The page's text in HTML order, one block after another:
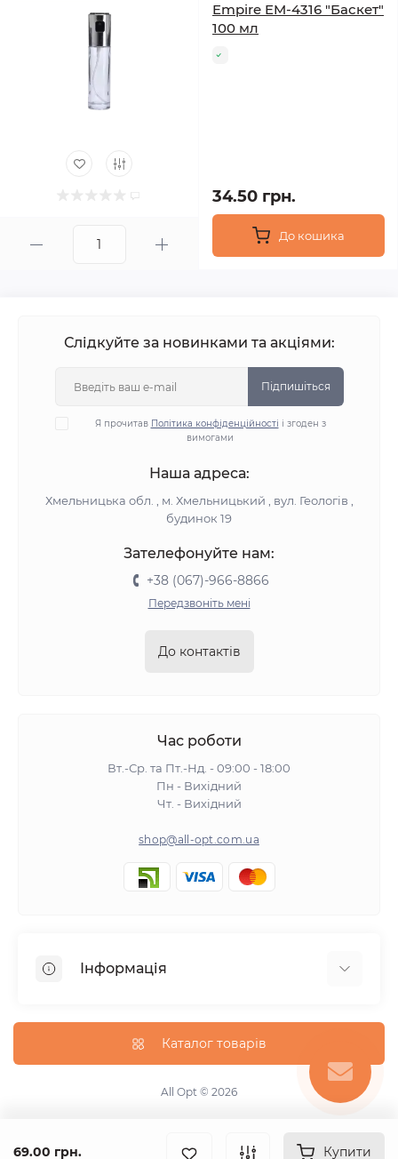
69.00 грн. Купити
Empire EM-4316 "Баскет"
100 мл
34.50 грн.
До кошика
Слідкуйте за новинками та акціями:
Підпишіться
Я прочитав Політика конфіденційності і згоден з
вимогами
Наша адреса:
Хмельницька обл. , м. Хмельницький , вул. Геологів ,
будинок 19
Зателефонуйте нам:
+38 (067)-966-8866
Передзвоніть мені
До контактів
Час роботи
Вт.-Ср. та Пт.-Нд. - 09:00 - 18:00
Пн - Вихідний
Чт. - Вихідний
shop@all-opt.com.ua
Інформація
Оплата та доставка
Повернення та обмін
Політика конфіденційності
Каталог товарів
All Opt © 2026